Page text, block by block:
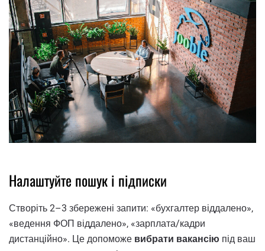
Налаштуйте пошук і підписки
Створіть 2–3 збережені запити: «бухгалтер віддалено»,
«ведення ФОП віддалено», «зарплата/кадри
дистанційно». Це допоможе вибрати вакансію під ваш